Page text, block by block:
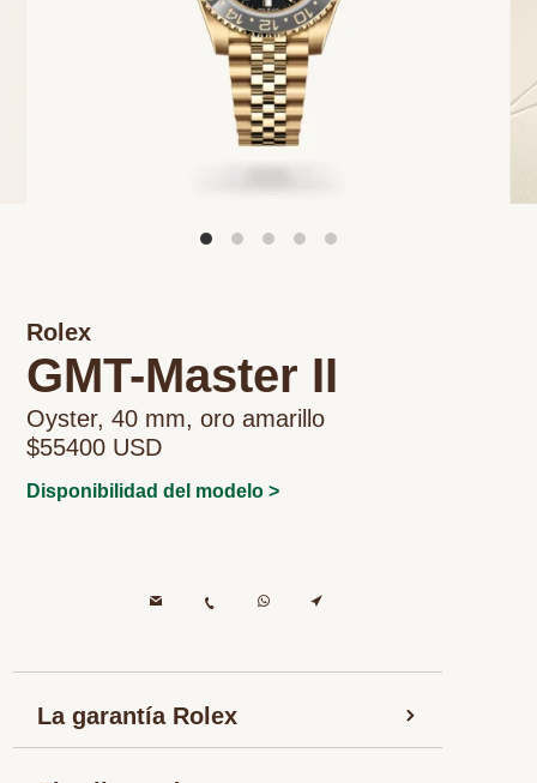
Rolex
GMT-Master II
Oyster, 40 mm, oro amarillo
$55400 USD
Disponibilidad del modelo >
La garantía Rolex